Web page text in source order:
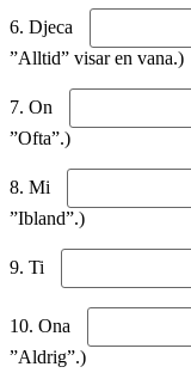
6. Djeca
”Alltid” visar en vana.)
7. On
”Ofta”.)
8. Mi
”Ibland”.)
9. Ti
10. Ona
”Aldrig”.)